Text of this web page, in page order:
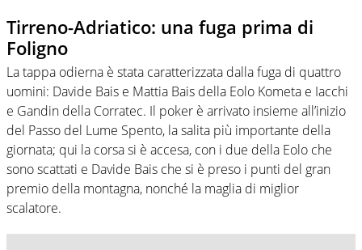
Tirreno-Adriatico: una fuga prima di
Foligno
La tappa odierna è stata caratterizzata dalla fuga di quattro
uomini: Davide Bais e Mattia Bais della Eolo Kometa e Iacchi
e Gandin della Corratec. Il poker è arrivato insieme all’inizio
del Passo del Lume Spento, la salita più importante della
giornata; qui la corsa si è accesa, con i due della Eolo che
sono scattati e Davide Bais che si è preso i punti del gran
premio della montagna, nonché la maglia di miglior
scalatore.